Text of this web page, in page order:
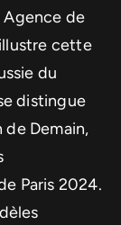
Agence de
cette
du
distingue
Demain,
Paris 2024.